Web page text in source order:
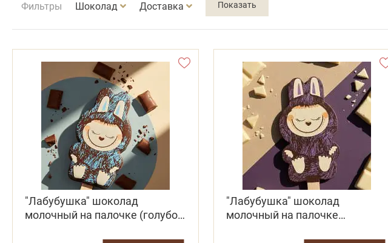
Фильтры Шоколад Доставка
"Лабубушка" шоколад
молочный на палочке (голубой
"Лабубушка" шоколад
молочный на палочке